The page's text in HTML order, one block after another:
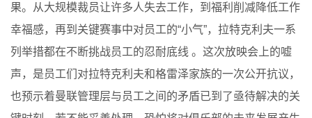
果。从大规模裁员让许多人失去工作，到福利削减降低工作
幸福感，再到关键赛事中对员工的“小气”，拉特克利夫一系
列举措都在不断挑战员工的忍耐底线 。这次放映会上的嘘
声，是员工们对拉特克利夫和格雷泽家族的一次公开抗议，
也预示着曼联管理层与员工之间的矛盾已到了亟待解决的关